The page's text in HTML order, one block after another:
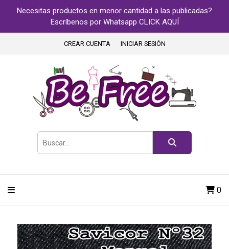
Necesitas productos en menor cantidad a las publicadas?
Escríbenos por Whatsapp CLICK AQUÍ
CREAR CUENTA INICIAR SESIÓN
0